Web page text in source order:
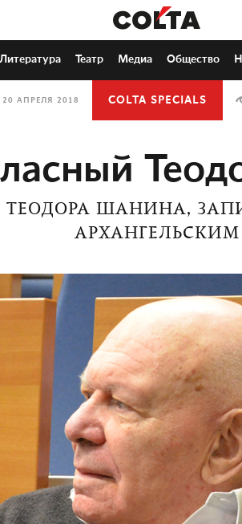
Литература Театр Медиа Общество
20 АПРЕЛЯ 2018 COLTA SPECIALS
ШАНИНА,
АРХАНГЕЛЬСКИМ